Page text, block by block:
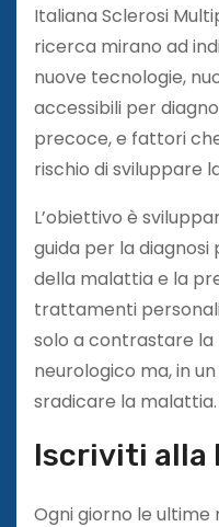
Italiana Sclerosi
ricerca mirano ad
nuove tecnologie,
accessibili per
precoce, e fattori
rischio di sviluppare
L’obiettivo è
guida per la
della malattia e la
trattamenti
solo a contrastare la
neurologico ma, in
sradicare la malattia.
Iscriviti alla
Ogni giorno le ultime